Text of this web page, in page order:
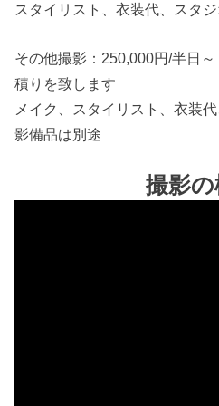
スタイリスト、衣装代、スタ
その他撮影：250,000円/半日
積りを致します
メイク、スタイリスト、衣装
影備品は別途
撮影